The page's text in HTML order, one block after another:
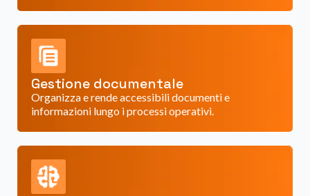
Gestione documentale
Organizza e rende accessibili documenti e
informazioni lungo i processi operativi.